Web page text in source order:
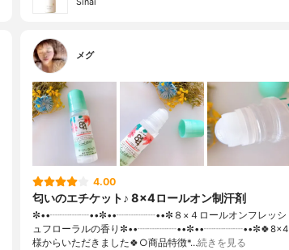
メグ
4.00
匂いのエチケット♪ 8×4ロールオン制汗剤
✼••┈┈┈┈••✼••┈┈┈┈••✼８×４ロールオンフレッシ
ュフローラルの香り✼••┈┈┈┈••✼••┈┈┈┈••✼🍀8×4
様からいただきました🍀○商品特徴*…続きを見る